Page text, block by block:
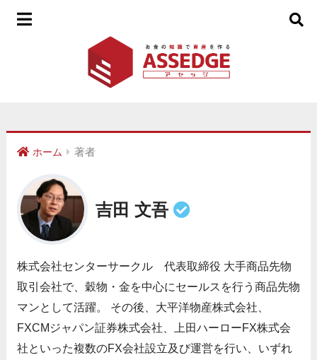
ホーム 著者
吉田 文吾
株式会社センターサークル 代表取締役 大手商品先物
取引会社で、穀物・金を中心にセールスを行う商品先物
マンとして活躍。 その後、大平洋物産株式会社、
FXCMジャパン証券株式会社、上田ハーローFX株式会
社といった複数のFX会社設立及び運営を行い、いずれ